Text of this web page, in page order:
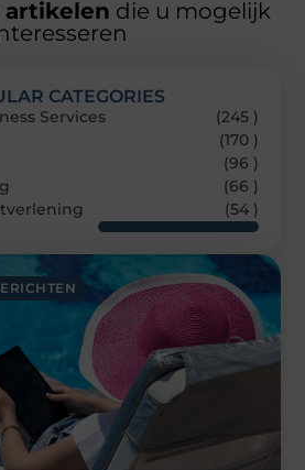
artikelen die u mogelijk
CATEGORIES
Services
(245 )
(170 )
(96 )
(66 )
(54 )